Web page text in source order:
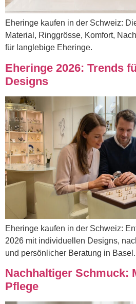
Eheringe kaufen in der Schweiz:
Material, Ringgrösse, Komfort,
für langlebige Eheringe.
Eheringe 2026: Trends
Designs
Eheringe kaufen in der Schweiz:
2026 mit individuellen Designs,
und persönlicher Beratung in Basel.
Nachhaltiger Schmuck:
Pflege